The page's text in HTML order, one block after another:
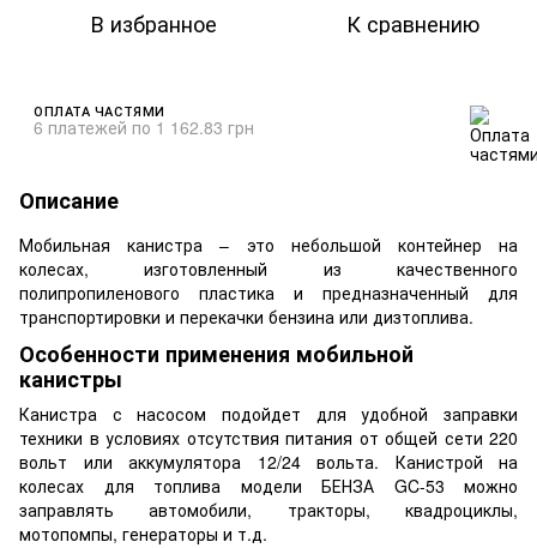
В избранное К сравнению
ОПЛАТА ЧАСТЯМИ
6 платежей по 1 162.83 грн
Описание
Мобильная канистра – это небольшой контейнер на
колесах, изготовленный из качественного
полипропиленового пластика и предназначенный для
транспортировки и перекачки бензина или дизтоплива.
Особенности применения мобильной
канистры
Канистра с насосом подойдет для удобной заправки
техники в условиях отсутствия питания от общей сети 220
вольт или аккумулятора 12/24 вольта. Канистрой на
колесах для топлива модели БЕНЗА GC-53 можно
заправлять автомобили, тракторы, квадроциклы,
мотопомпы, генераторы и т.д.